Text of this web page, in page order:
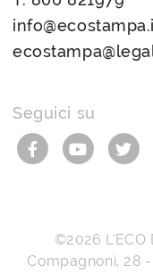
Seguici su
©2026
Compagnoni, 28 -